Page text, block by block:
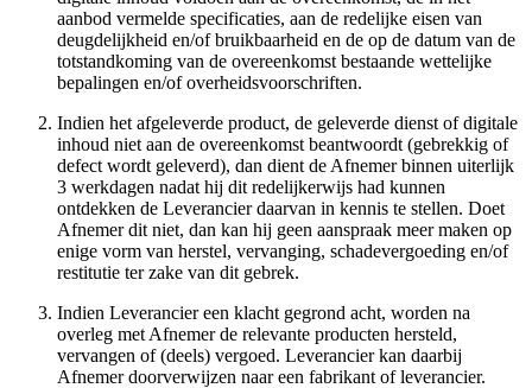
aanbod vermelde specificaties, aan de redelijke eisen van
deugdelijkheid en/of bruikbaarheid en de op de datum van de
totstandkoming van de overeenkomst bestaande wettelijke
bepalingen en/of overheidsvoorschriften.
Indien het afgeleverde product, de geleverde dienst of digitale
inhoud niet aan de overeenkomst beantwoordt (gebrekkig of
defect wordt geleverd), dan dient de Afnemer binnen uiterlijk
3 werkdagen nadat hij dit redelijkerwijs had kunnen
ontdekken de Leverancier daarvan in kennis te stellen. Doet
Afnemer dit niet, dan kan hij geen aanspraak meer maken op
enige vorm van herstel, vervanging, schadevergoeding en/of
restitutie ter zake van dit gebrek.
Indien Leverancier een klacht gegrond acht, worden na
overleg met Afnemer de relevante producten hersteld,
vervangen of (deels) vergoed. Leverancier kan daarbij
Afnemer doorverwijzen naar een fabrikant of leverancier.